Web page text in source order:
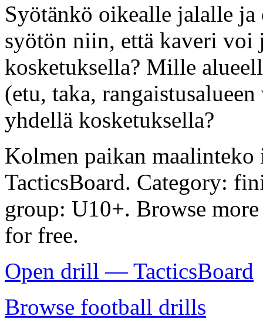
Syötänkö oikealle jalalle ja
syötön niin, että kaveri voi
kosketuksella? Mille
(etu, taka,
yhdellä kosketuksella?
Kolmen paikan
TacticsBoard. Category:
group: U10+. Browse
for free.
Open drill — TacticsBoard
Browse football drills